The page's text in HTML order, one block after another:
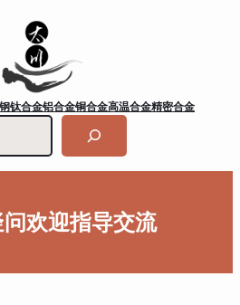
钛合金铝合金铜合金高温合金精密合金
欢迎指导交流